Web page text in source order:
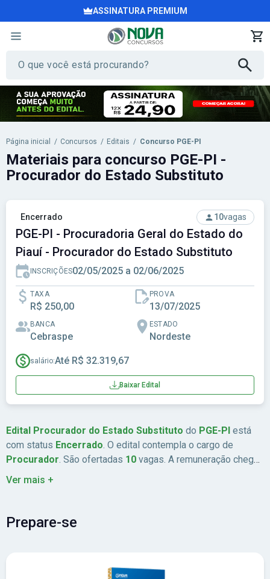
ASSINATURA PREMIUM
Página inicial / Concursos / Editais / Concurso PGE-PI
Encerrado 10vagas
PGE-PI - Procuradoria Geral do Estado do
Piauí - Procurador do Estado Substituto
INSCRIÇÕES02/05/2025 a 02/06/2025
TAXA
R$ 250,00
PROVA
13/07/2025
BANCA
Cebraspe
ESTADO
Nordeste
salário:Até R$ 32.319,67
Baixar Edital
Materiais para concurso PGE-PI -
Procurador do Estado Substituto
Edital Procurador do Estado Substituto do PGE-PI está
com status Encerrado. O edital contempla o cargo de
Procurador. São ofertadas 10 vagas. A remuneração chega
a
Até R$ 32.319,67
250,00 . Abrangência:
Ver mais +
Prepare-se